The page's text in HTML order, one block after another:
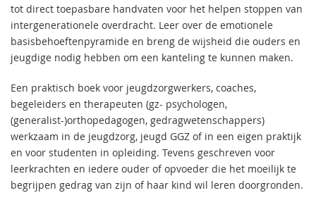
tot direct toepasbare handvaten voor het helpen stoppen van
intergenerationele overdracht. Leer over de emotionele
basisbehoeftenpyramide en breng de wijsheid die ouders en
jeugdige nodig hebben om een kanteling te kunnen maken.
Een praktisch boek voor jeugdzorgwerkers, coaches,
begeleiders en therapeuten (gz- psychologen,
(generalist-)orthopedagogen, gedragwetenschappers)
werkzaam in de jeugdzorg, jeugd GGZ of in een eigen praktijk
en voor studenten in opleiding. Tevens geschreven voor
leerkrachten en iedere ouder of opvoeder die het moeilijk te
begrijpen gedrag van zijn of haar kind wil leren doorgronden.